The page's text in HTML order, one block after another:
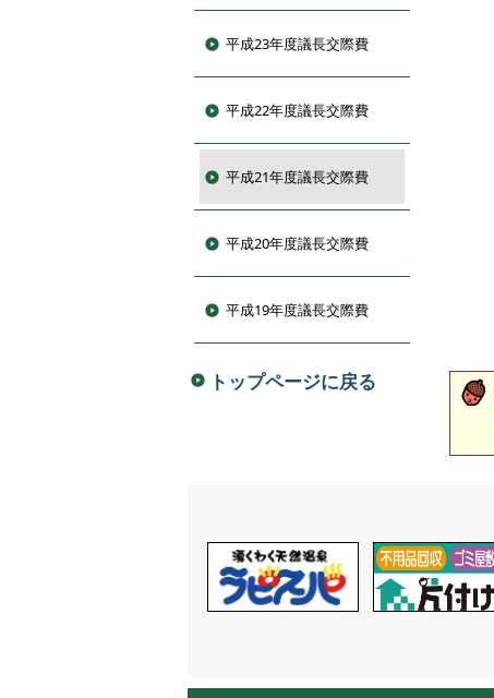
平成23年度議長交際費
平成22年度議長交際費
平成21年度議長交際費
平成20年度議長交際費
平成19年度議長交際費
トップページに戻る